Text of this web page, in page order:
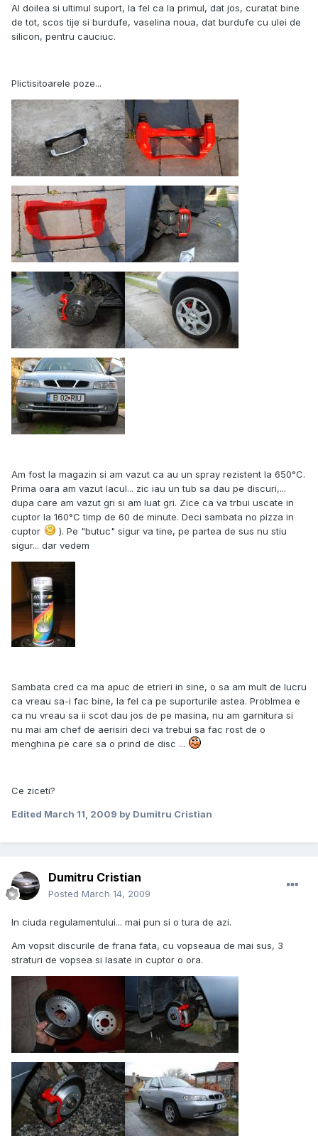
Al doilea si ultimul suport, la fel ca la primul, dat jos, curatat bine
de tot, scos tije si burdufe, vaselina noua, dat burdufe cu ulei de
silicon, pentru cauciuc.
Plictisitoarele poze...
Am fost la magazin si am vazut ca au un spray rezistent la 650°C.
Prima oara am vazut lacul... zic iau un tub sa dau pe discuri,...
dupa care am vazut gri si am luat gri. Zice ca va trbui uscate in
cuptor la 160°C timp de 60 de minute. Deci sambata no pizza in
cuptor
). Pe "butuc" sigur va tine, pe partea de sus nu stiu
sigur... dar vedem
Sambata cred ca ma apuc de etrieri in sine, o sa am mult de lucru
ca vreau sa-i fac bine, la fel ca pe suporturile astea. Problmea e
ca nu vreau sa ii scot dau jos de pe masina, nu am garnitura si
nu mai am chef de aerisiri deci va trebui sa fac rost de o
menghina pe care sa o prind de disc ...
Ce ziceti?
Edited March 11, 2009 by Dumitru Cristian
Dumitru Cristian
Posted March 14, 2009
In ciuda regulamentului... mai pun si o tura de azi.
Am vopsit discurile de frana fata, cu vopseaua de mai sus, 3
straturi de vopsea si lasate in cuptor o ora.